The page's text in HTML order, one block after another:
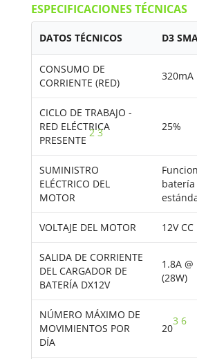
ESPECIFICACIONES TÉCNICAS
DATOS TÉCNICOS D3
CONSUMO DE
CORRIENTE (RED)
320mA
CICLO DE TRABAJO -
RED ELÉCTRICA
PRESENTE
2 3 25%
SUMINISTRO
ELÉCTRICO DEL
MOTOR
batería
VOLTAJE DEL MOTOR 12V CC
SALIDA DE CORRIENTE
DEL CARGADOR DE
BATERÍA DX12V
1.8A
(28W)
NÚMERO MÁXIMO DE
MOVIMIENTOS POR
DÍA
20
3 6